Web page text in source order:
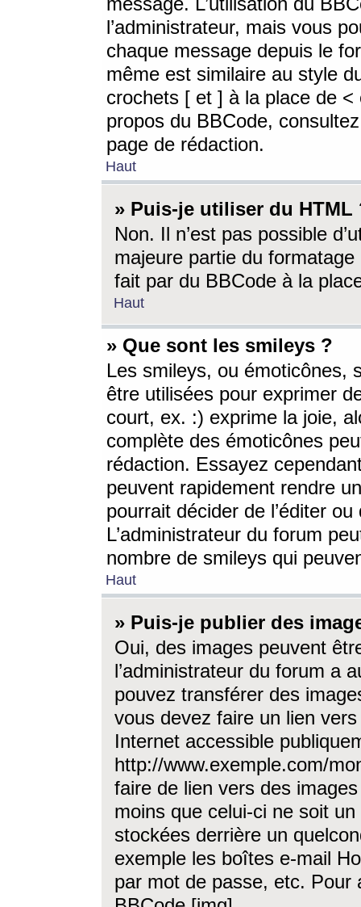
l’administrateur, mais vous
chaque message depuis le
même est similaire au style
crochets [ et ] à la place de <
propos du BBCode,
page de rédaction.
Haut
» Puis-je utiliser du HTML
Non. Il n’est pas possible
majeure partie du
fait par du BBCode à la
Haut
» Que sont les smileys ?
Les smileys, ou émoticônes,
être utilisées pour exprimer
court, ex. :) exprime la joie,
complète des émoticônes
rédaction. Essayez
peuvent rapidement rendre
pourrait décider de l’éditer
L’administrateur du forum
nombre de smileys qui
Haut
» Puis-je publier des
Oui, des images peuvent
l’administrateur du forum a
pouvez transférer des
vous devez faire un lien
Internet accessible
http://www.exemple.com/
faire de lien vers des
moins que celui-ci ne soit
stockées derrière un
exemple les boîtes e-mail
par mot de passe, etc. Pour